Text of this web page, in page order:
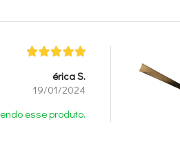
érica S.
19/01/2024
esse produto.